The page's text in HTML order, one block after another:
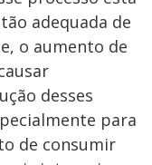
adequada de
o aumento de
desses
para
de consumir